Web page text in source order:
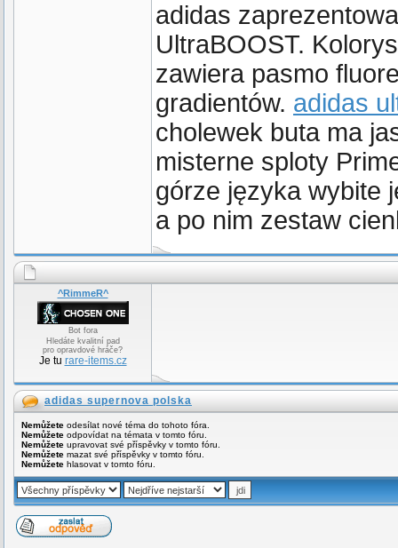
adidas
UltraBOOST.
zawiera pasmo
gradientów. adidas
cholewek buta ma
misterne sploty
górze języka wybite
a po nim zestaw
^RimmeR^
Bot fora
Hledáte kvalitní pad
pro opravdové hráče?
Je tu rare-items.cz
adidas supernova polska
Nemůžete odesílat nové téma do tohoto fóra.
Nemůžete odpovídat na témata v tomto fóru.
Nemůžete upravovat své příspěvky v tomto fóru.
Nemůžete mazat své příspěvky v tomto fóru.
Nemůžete hlasovat v tomto fóru.